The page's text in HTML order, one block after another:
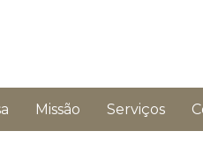
Missão Serviços